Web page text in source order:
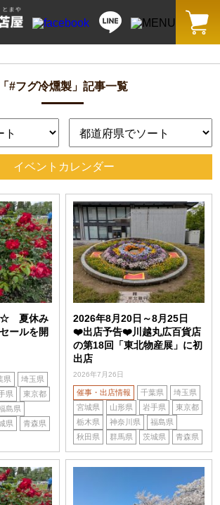
「#フグ冷燻製」記事一覧
イベントカレンダー
☆ 夏休み
ールを開
県
埼玉県
県
東京都
島県
県 青森県
2026年8月20日～8月25日
❤️出店予告❤️川越丸広百貨店
の第18回「東北物産展」に初
出店
2026年7月26日
催事・出店情報 千葉県
埼玉県
宮城県
山形県 岩手県
東京都
栃木県
神奈川県
福島県
秋田県
群馬県 茨城県 青森県